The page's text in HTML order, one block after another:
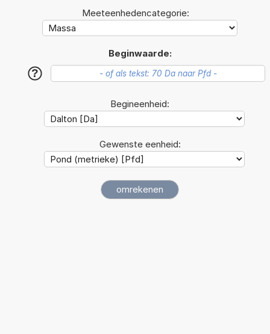
Meeteenhedencategorie:
Beginwaarde:
?
Begineenheid:
Gewenste eenheid: